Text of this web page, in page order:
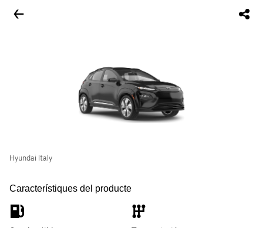
Hyundai Italy
Característiques del producte